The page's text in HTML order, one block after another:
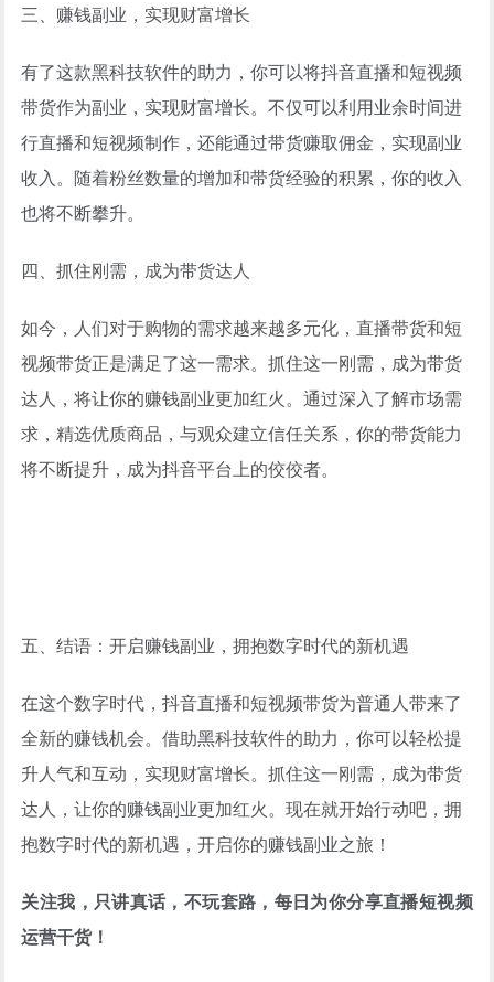
三、赚钱副业，实现财富增长
有了这款黑科技软件的助力，你可以将抖音直播和短视频
带货作为副业，实现财富增长。不仅可以利用业余时间进
行直播和短视频制作，还能通过带货赚取佣金，实现副业
收入。随着粉丝数量的增加和带货经验的积累，你的收入
也将不断攀升。
四、抓住刚需，成为带货达人
如今，人们对于购物的需求越来越多元化，直播带货和短
视频带货正是满足了这一需求。抓住这一刚需，成为带货
达人，将让你的赚钱副业更加红火。通过深入了解市场需
求，精选优质商品，与观众建立信任关系，你的带货能力
将不断提升，成为抖音平台上的佼佼者。
五、结语：开启赚钱副业，拥抱数字时代的新机遇
在这个数字时代，抖音直播和短视频带货为普通人带来了
全新的赚钱机会。借助黑科技软件的助力，你可以轻松提
升人气和互动，实现财富增长。抓住这一刚需，成为带货
达人，让你的赚钱副业更加红火。现在就开始行动吧，拥
抱数字时代的新机遇，开启你的赚钱副业之旅！
关注我，只讲真话，不玩套路，每日为你分享直播短视频
运营干货！